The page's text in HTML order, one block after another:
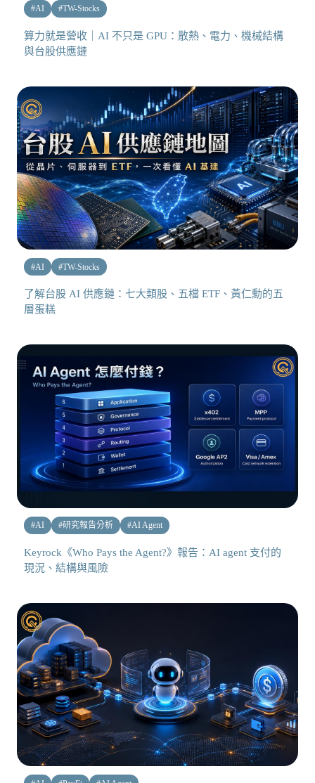
#AI #TW-Stocks
算力就是營收｜AI 不只是 GPU：散熱、電力、機械結構
與台股供應鏈
#AI #TW-Stocks
了解台股 AI 供應鏈：七大類股、五檔 ETF、黃仁勳的五
層蛋糕
#AI #研究報告分析 #AI Agent
Keyrock《Who Pays the Agent?》報告：AI agent 支付的
現況、結構與風險